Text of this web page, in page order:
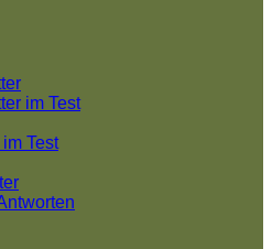
im Test
Test